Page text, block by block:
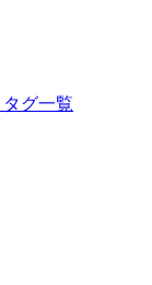
タグ一覧